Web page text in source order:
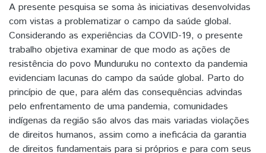
A presente pesquisa se soma às iniciativas desenvolvidas
com vistas a problematizar o campo da saúde global.
Considerando as experiências da COVID-19, o presente
trabalho objetiva examinar de que modo as ações de
resistência do povo Munduruku no contexto da pandemia
evidenciam lacunas do campo da saúde global. Parto do
princípio de que, para além das consequências advindas
pelo enfrentamento de uma pandemia, comunidades
indígenas da região são alvos das mais variadas violações
de direitos humanos, assim como a ineficácia da garantia
de direitos fundamentais para si próprios e para com seus